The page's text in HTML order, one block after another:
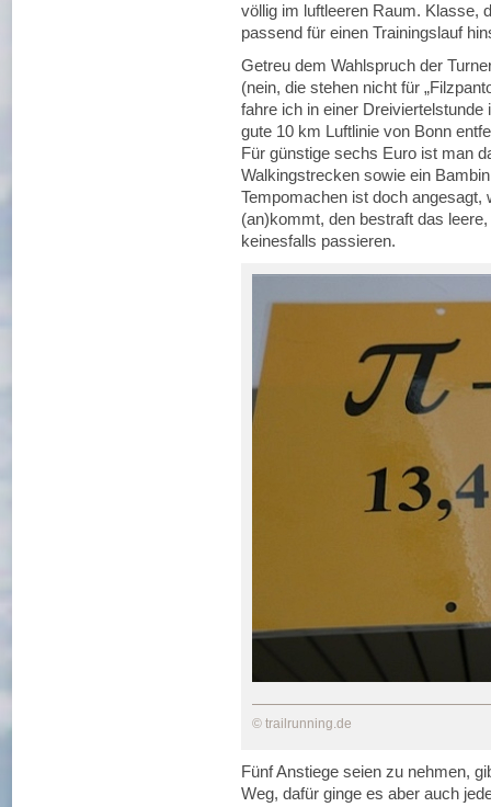
völlig im luftleeren Raum. Klasse,
passend für einen Trainingslauf
Getreu dem Wahlspruch der
(nein, die stehen nicht für
fahre ich in einer
gute 10 km Luftlinie von Bonn
Für günstige sechs Euro ist man
Walkingstrecken sowie ein
Tempomachen ist doch
(an)kommt, den bestraft das
keinesfalls passieren.
© trailrunning.de
Fünf Anstiege seien zu nehmen,
Weg, dafür ginge es aber auch